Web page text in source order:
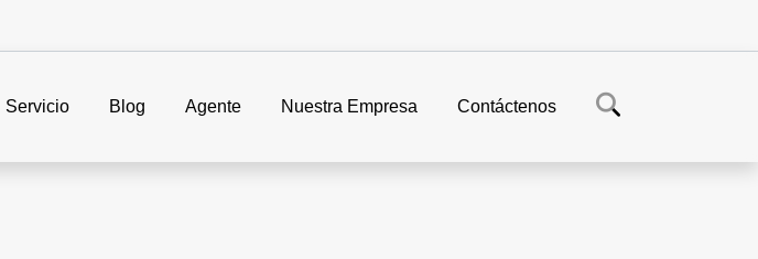
Servicio Blog Agente Nuestra Empresa Contáctenos